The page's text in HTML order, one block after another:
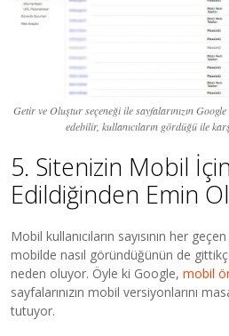
Getir ve Oluştur seçeneği ile sayfalarınızın
edebilir, kullanıcıların gördüğü ile
5. Sitenizin Mobil
Edildiğinden Emin
Mobil kullanıcıların sayısının her
mobilde nasıl göründüğünün de
neden oluyor. Öyle ki Google,mobil
sayfalarınızın mobil versiyonlarını
tutuyor.